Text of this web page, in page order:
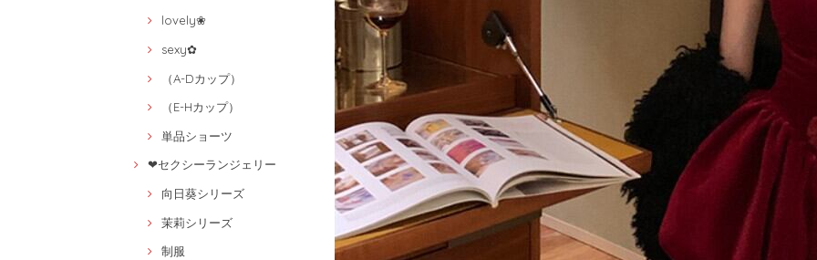
lovely❀
sexy✿
（A-Dカップ）
（E-Hカップ）
単品ショーツ
❤セクシーランジェリー
向日葵シリーズ
茉莉シリーズ
制服